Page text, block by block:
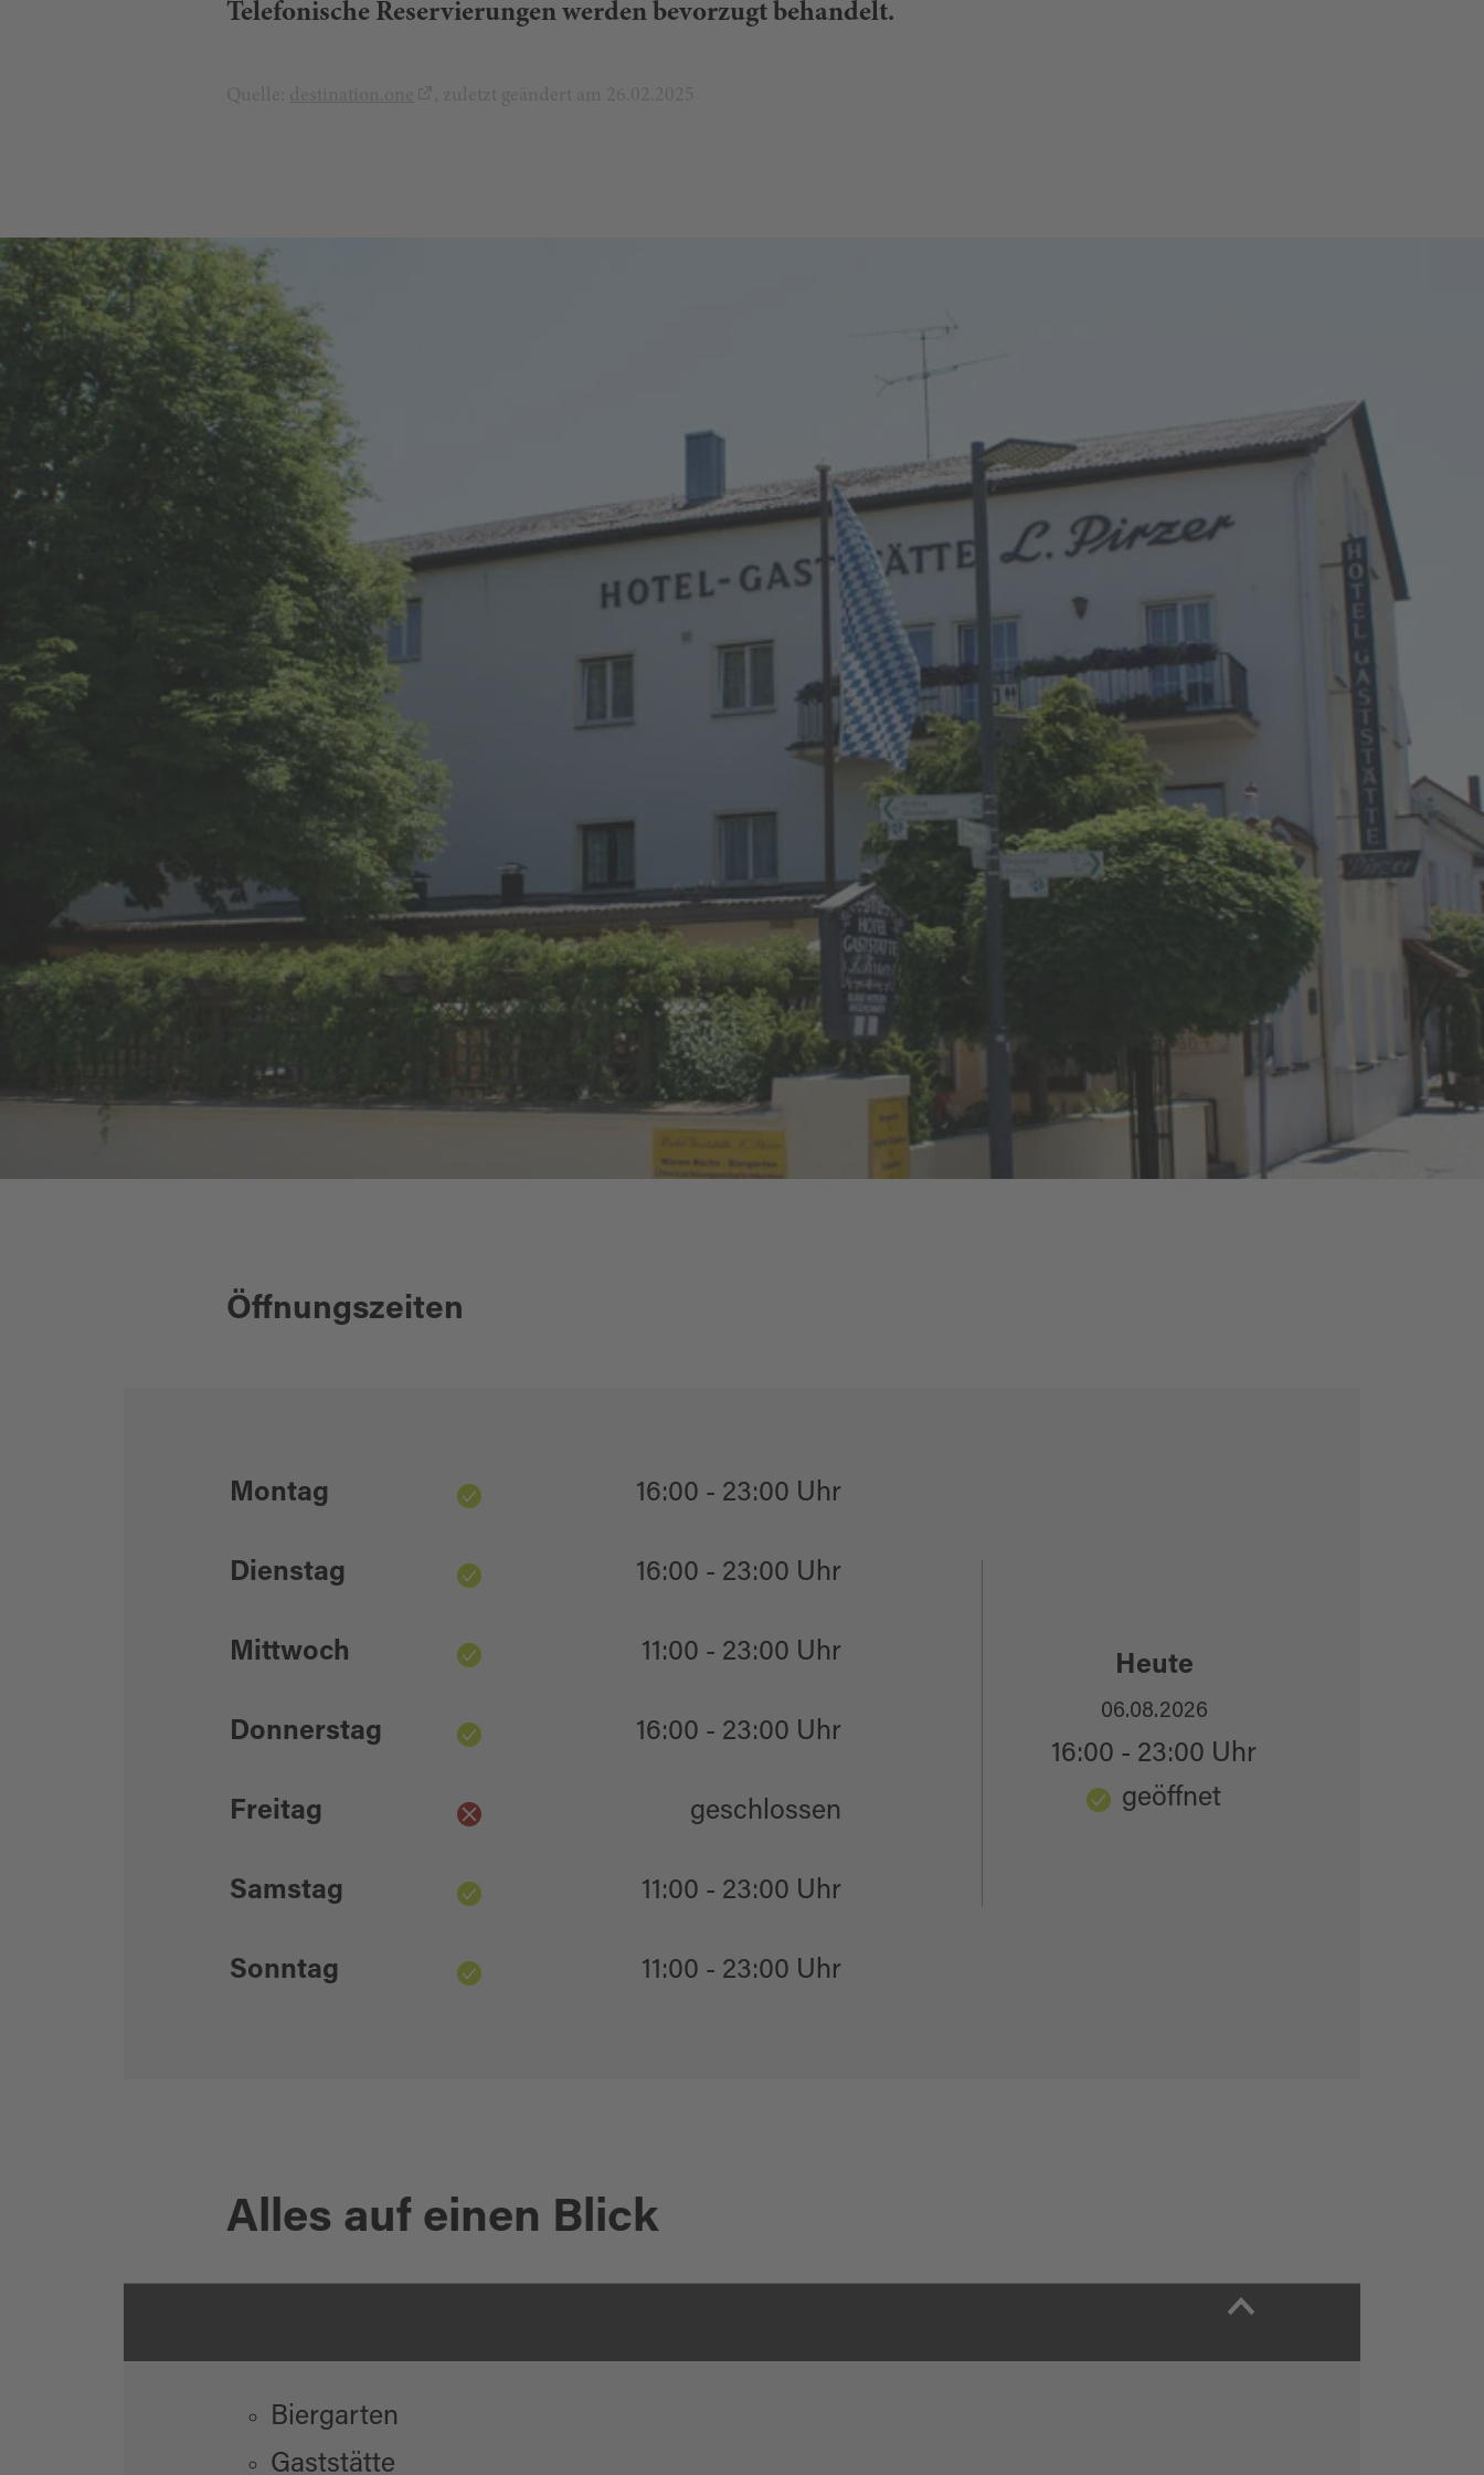
Telefonische Reservierungen werden bevorzugt behandelt.
Öffnungszeiten
Montag 16:00 - 23:00 Uhr
Dienstag 16:00 - 23:00 Uhr
Mittwoch 11:00 - 23:00 Uhr
Donnerstag 16:00 - 23:00 Uhr
Freitag geschlossen
Samstag 11:00 - 23:00 Uhr
Sonntag 11:00 - 23:00 Uhr
Heute
06.08.2026
16:00 - 23:00 Uhr
geöffnet
Alles auf einen Blick
Biergarten
Gaststätte